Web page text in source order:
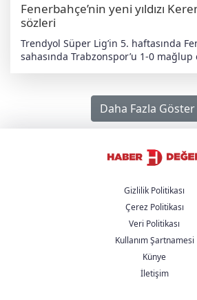
Fenerbahçe’nin yeni yıldızı
sözleri
Trendyol Süper Lig’in 5. haftasında
sahasında Trabzonspor’u 1-0
sahaya çıkmanın heyecanını
Aktürkoğlu, açıklamasında şu ifadeleri
önce gerçekten farklı bir heyecan
mutluyum, takıma katkı sağladığım
Önemli olan galibiyetti. Zor bir maç
yansıtmaya çalıştık. Kazandığımız
Taraftarımıza destekleri için teşekkür
lacivertliler, 3 puanı hanesine
yolunda önemli bir adım attı.
Daha Fazla Göster
Gizlilik Politikası
Çerez Politikası
Veri Politikası
Kullanım Şartnamesi
Künye
İletişim